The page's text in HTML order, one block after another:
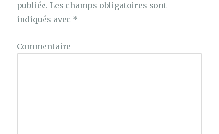
publiée. Les champs obligatoires sont
indiqués avec *
Commentaire